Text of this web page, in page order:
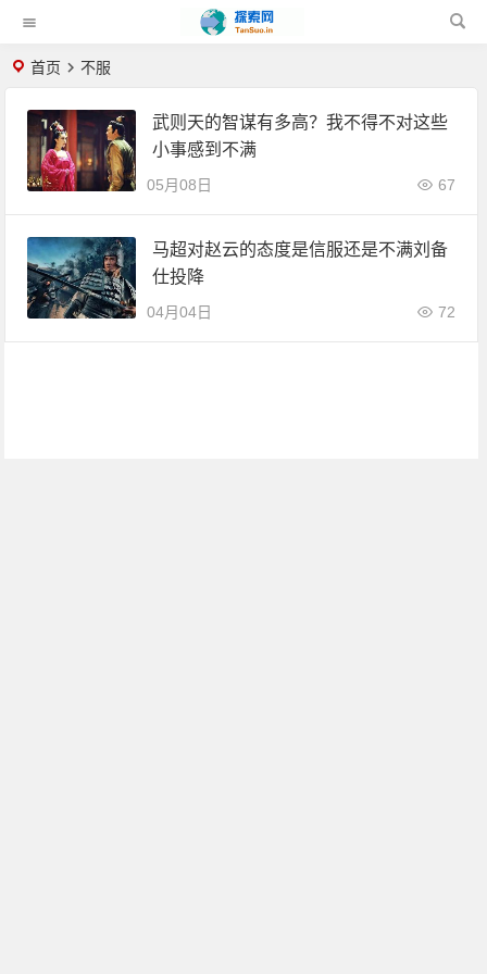
首页 不服
武则天的智谋有多高？我不得不对这些
小事感到不满
05月08日 67
马超对赵云的态度是信服还是不满刘备
仕投降
04月04日 72